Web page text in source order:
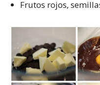
Frutos rojos,